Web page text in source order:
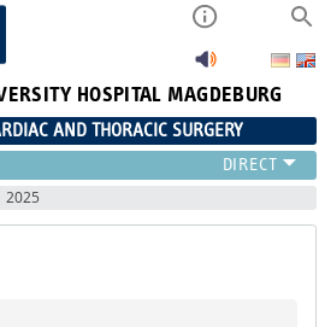
HOSPITAL MAGDEBURG
AND THORACIC SURGERY
& PATIENT INFORMATION
APPOINTMENTS / PATIENT REPORT
2025